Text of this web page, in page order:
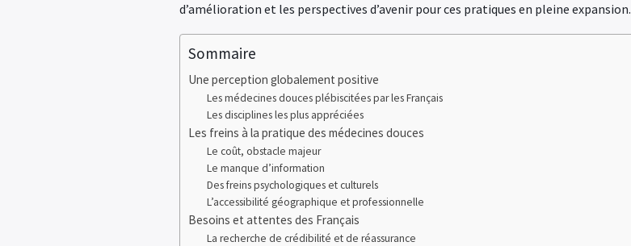
d’amélioration et les perspectives d’avenir pour ces pratiques en pleine expansion.
Sommaire
Une perception globalement positive
Les médecines douces plébiscitées par les Français
Les disciplines les plus appréciées
Les freins à la pratique des médecines douces
Le coût, obstacle majeur
Le manque d’information
Des freins psychologiques et culturels
L’accessibilité géographique et professionnelle
Besoins et attentes des Français
La recherche de crédibilité et de réassurance